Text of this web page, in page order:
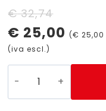
€32,74
Il
prezzo
originale
era:
€ 32,74.
€ 25,00 (€ 25,00
Il
prezzo
attuale
è:
€ 25,00.
(iva escl.)
LP4FV-